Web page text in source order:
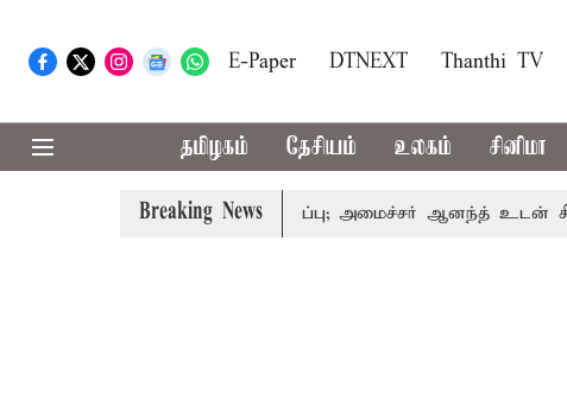
E-Paper DTNEXT Thanthi TV
தமிழகம் தேசியம் உலகம் சினிமா
Breaking News
தமிழக அரசியலில் பரபரப்பு; அமைச்சர் ஆனந்த் உடன் சி.வி.